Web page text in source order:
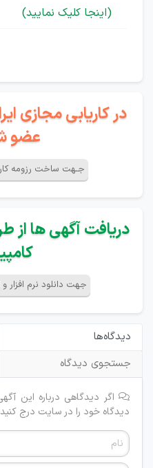
(اینجا کلیک نمایید)
در کاریابی مجازی
عضو
جـهت ساخت رزومه
دریافت آگهی ها از
جهت دانلود نرم افزار
دیدگاه‌ها
جستجوی دیدگاه
اگر دیدگاهی درباره این
دیدگاه خود را در سایت درج